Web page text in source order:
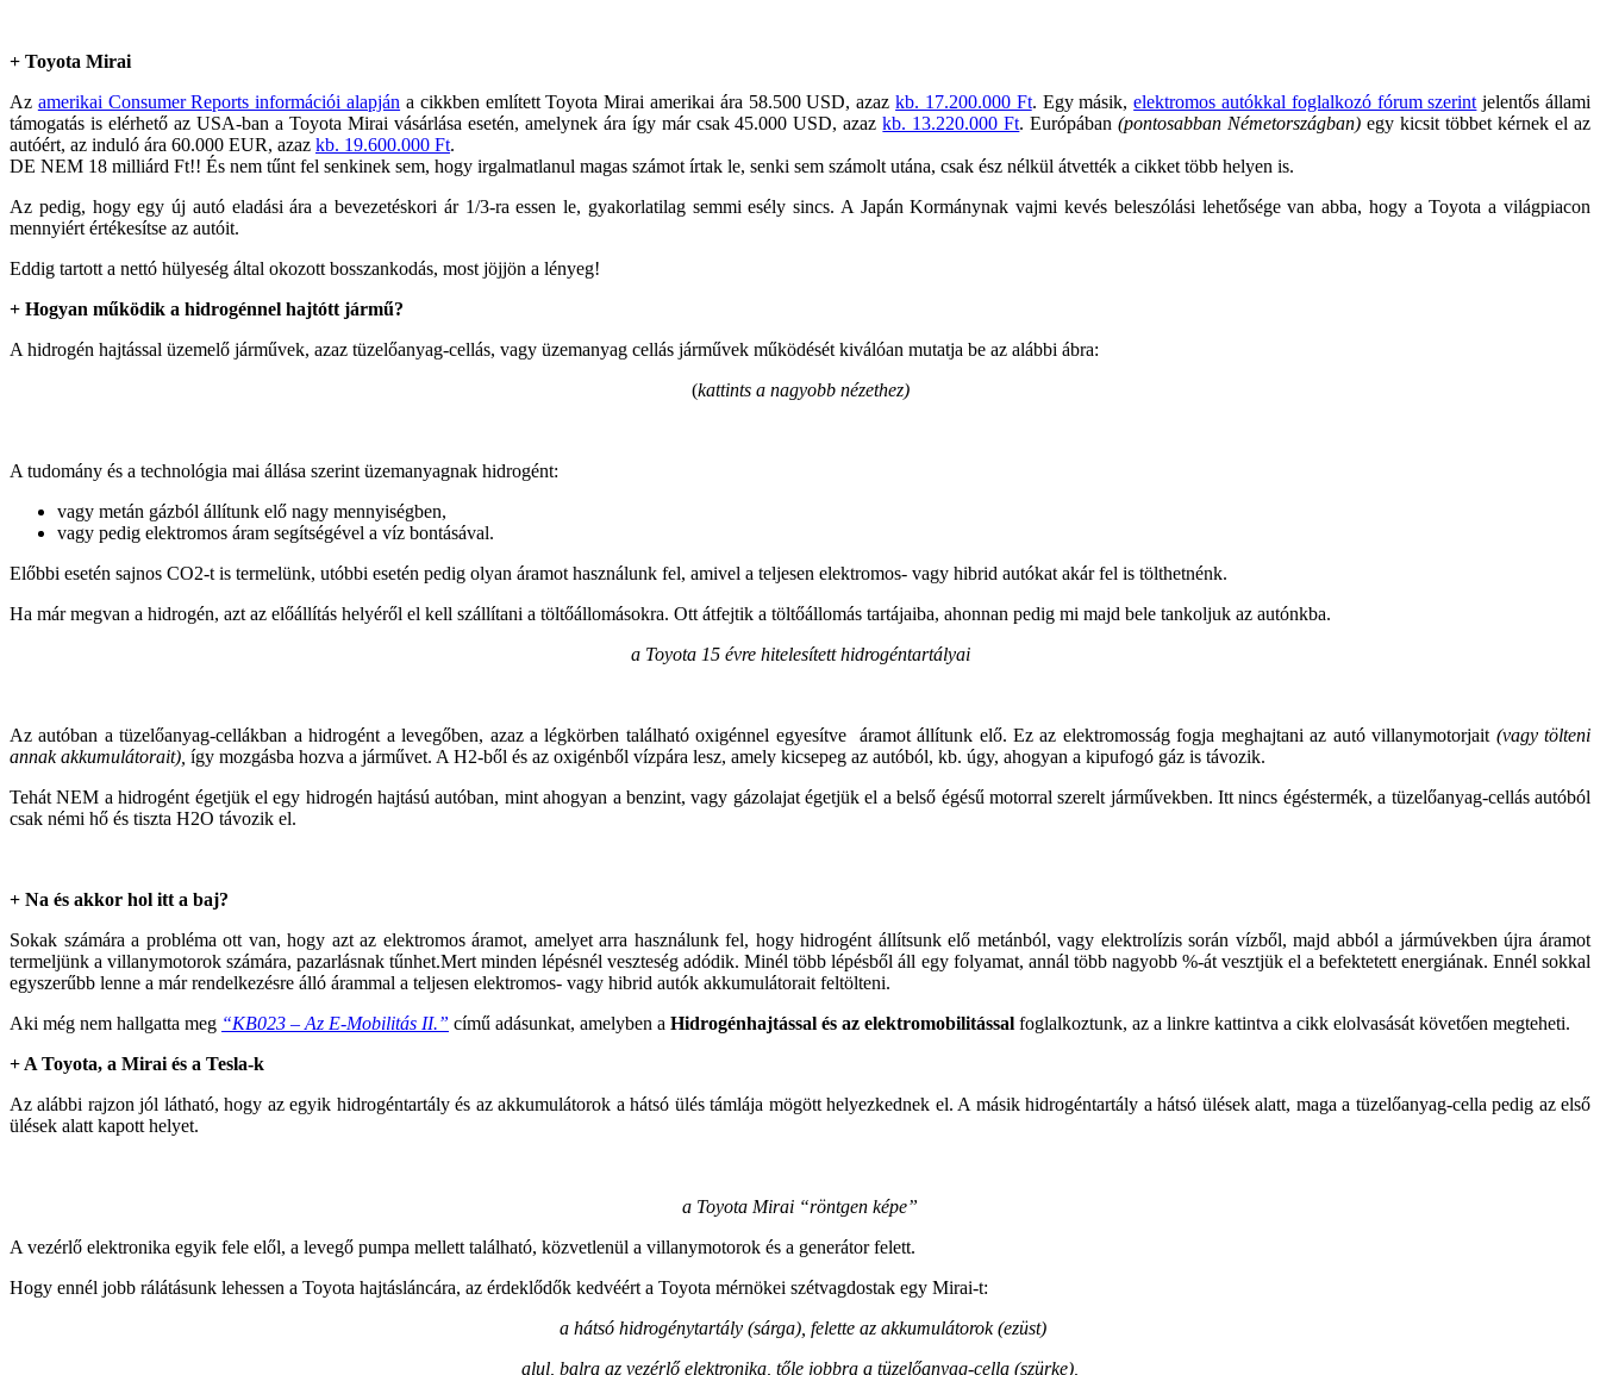
+ Toyota Mirai
Az amerikai Consumer Reports információi alapján a cikkben említett Toyota Mirai amerikai ára 58.500 USD, azazkb. 17.200.000 Ft. Egy másik,elektromos autókkal foglalkozó fórum szerint jelentős állami
támogatás is elérhető az USA-ban a Toyota Mirai vásárlása esetén, amelynek ára így már csak 45.000 USD, azazkb. 13.220.000 Ft. Európában(pontosabban Németországban) egy kicsit többet kérnek el az
autóért, az induló ára 60.000 EUR, azaz kb. 19.600.000 Ft.
DE NEM 18 milliárd Ft!! És nem tűnt fel senkinek sem, hogy irgalmatlanul magas számot írtak le, senki sem számolt utána, csak ész nélkül átvették a cikket több helyen is.
Az pedig, hogy egy új autó eladási ára a bevezetéskori ár 1/3-ra essen le, gyakorlatilag semmi esély sincs. A Japán Kormánynak vajmi kevés beleszólási lehetősége van abba, hogy a Toyota a világpiacon
mennyiért értékesítse az autóit.
Eddig tartott a nettó hülyeség által okozott bosszankodás, most jöjjön a lényeg!
+ Hogyan működik a hidrogénnel hajtótt jármű?
A hidrogén hajtással üzemelő járművek, azaz tüzelőanyag-cellás, vagy üzemanyag cellás járművek működését kiválóan mutatja be az alábbi ábra:
(kattints a nagyobb nézethez)
A tudomány és a technológia mai állása szerint üzemanyagnak hidrogént:
vagy metán gázból állítunk elő nagy mennyiségben,
vagy pedig elektromos áram segítségével a víz bontásával.
Előbbi esetén sajnos CO2-t is termelünk, utóbbi esetén pedig olyan áramot használunk fel, amivel a teljesen elektromos- vagy hibrid autókat akár fel is tölthetnénk.
Ha már megvan a hidrogén, azt az előállítás helyéről el kell szállítani a töltőállomásokra. Ott átfejtik a töltőállomás tartájaiba, ahonnan pedig mi majd bele tankoljuk az autónkba.
a Toyota 15 évre hitelesített hidrogéntartályai
Az autóban a tüzelőanyag-cellákban a hidrogént a levegőben, azaz a légkörben található oxigénnel egyesítve áramot állítunk elő. Ez az elektromosság fogja meghajtani az autó villanymotorjait (vagy tölteni
annak akkumulátorait), így mozgásba hozva a járművet. A H2-ből és az oxigénből vízpára lesz, amely kicsepeg az autóból, kb. úgy, ahogyan a kipufogó gáz is távozik.
Tehát NEM a hidrogént égetjük el egy hidrogén hajtású autóban, mint ahogyan a benzint, vagy gázolajat égetjük el a belső égésű motorral szerelt járművekben. Itt nincs égéstermék, a tüzelőanyag-cellás autóból
csak némi hő és tiszta H2O távozik el.
+ Na és akkor hol itt a baj?
Sokak számára a probléma ott van, hogy azt az elektromos áramot, amelyet arra használunk fel, hogy hidrogént állítsunk elő metánból, vagy elektrolízis során vízből, majd abból a jármúvekben újra áramot
termeljünk a villanymotorok számára, pazarlásnak tűnhet.Mert minden lépésnél veszteség adódik. Minél több lépésből áll egy folyamat, annál több nagyobb %-át vesztjük el a befektetett energiának. Ennél sokkal
egyszerűbb lenne a már rendelkezésre álló árammal a teljesen elektromos- vagy hibrid autók akkumulátorait feltölteni.
Aki még nem hallgatta meg “KB023 – Az E-Mobilitás II.” című adásunkat, amelyben a Hidrogénhajtással és az elektromobilitással foglalkoztunk, az a linkre kattintva a cikk elolvasását követően megteheti.
+ A Toyota, a Mirai és a Tesla-k
Az alábbi rajzon jól látható, hogy az egyik hidrogéntartály és az akkumulátorok a hátsó ülés támlája mögött helyezkednek el. A másik hidrogéntartály a hátsó ülések alatt, maga a tüzelőanyag-cella pedig az első
ülések alatt kapott helyet.
a Toyota Mirai “röntgen képe”
A vezérlő elektronika egyik fele elől, a levegő pumpa mellett található, közvetlenül a villanymotorok és a generátor felett.
Hogy ennél jobb rálátásunk lehessen a Toyota hajtásláncára, az érdeklődők kedvéért a Toyota mérnökei szétvagdostak egy Mirai-t:
a hátsó hidrogénytartály (sárga), felette az akkumulátorok (ezüst)
alul, balra az vezérlő elektronika, tőle jobbra a tüzelőanyag-cella (szürke),